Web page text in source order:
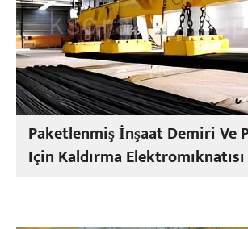
Paketlenmiş İnşaat Demiri Ve
Için Kaldırma Elektromıknatısı